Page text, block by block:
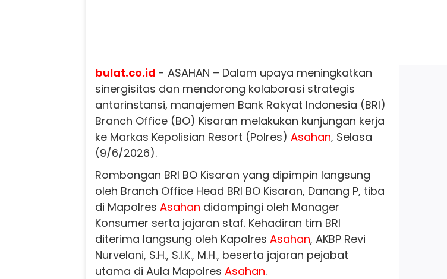
bulat.co.id - ASAHAN – Dalam upaya meningkatkan
sinergisitas dan mendorong kolaborasi strategis
antarinstansi, manajemen Bank Rakyat Indonesia (BRI)
Branch Office (BO) Kisaran melakukan kunjungan kerja
ke Markas Kepolisian Resort (Polres) Asahan, Selasa
(9/6/2026).
Rombongan BRI BO Kisaran yang dipimpin langsung
oleh Branch Office Head BRI BO Kisaran, Danang P, tiba
di Mapolres Asahan didampingi oleh Manager
Konsumer serta jajaran staf. Kehadiran tim BRI
diterima langsung oleh Kapolres Asahan, AKBP Revi
Nurvelani, S.H., S.I.K., M.H., beserta jajaran pejabat
utama di Aula Mapolres Asahan.